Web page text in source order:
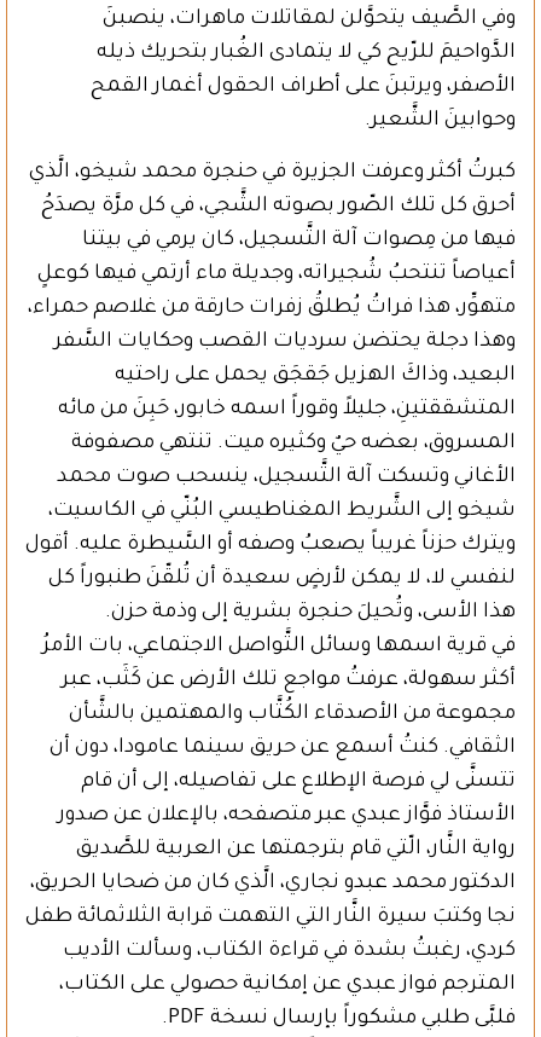
وفي الصَّيف يتحوَّلن لمقاتلات ماهرات، ينصبنَ
الدَّواحيمَ للرّيح كي لا يتمادى الغُبار بتحريك ذيله
الأصفر، ويرتبنَ على أطراف الحقول أغمار القمح
وحوابينَ الشَّعير.
كبرتُ أكثر وعرفت الجزيرة في حنجرة محمد شيخو، الَّذي
أحرق كل تلك الصّور بصوته الشَّجي، في كل مرَّة يصدَحُ
فيها من مِصوات آلة التَّسجيل، كان يرمي في بيتنا
أعياصاً تنتحبُ شُجيراته، وجديلة ماء أرتمي فيها كوعلٍ
متهوِّر، هذا فراتُ يُطلقُ زفرات حارقة من غلاصم حمراء،
وهذا دجلة يحتضن سرديات القصب وحكايات السَّفر
البعيد، وذاكَ الهزيل جَقجَق يحمل على راحتيه
المتشققتينِ، جليلاً وقوراً اسمه خابور، حَبِنَ من مائه
المسروق، بعضه حيٌ وكثيره ميت. تنتهي مصفوفة
الأغاني وتسكت آلة التَّسجيل، ينسحب صوت محمد
شيخو إلى الشَّريط المغناطيسي البُنّي في الكاسيت،
ويترك حزناً غريباً يصعبُ وصفه أو السَّيطرة عليه. أقول
لنفسي لا، لا يمكن لأرضٍ سعيدة أن تُلقّنَ طنبوراً كل
هذا الأسى، وتُحيلَ حنجرة بشرية إلى وذمة حزن.
في قرية اسمها وسائل التَّواصل الاجتماعي، بات الأمرُ
أكثر سهولة، عرفتُ مواجع تلك الأرض عن كَثَب، عبر
مجموعة من الأصدقاء الكُتَّاب والمهتمين بالشَّأن
الثقافي. كنتُ أسمع عن حريق سينما عامودا، دون أن
تتسنَّى لي فرصة الإطلاع على تفاصيله، إلى أن قام
الأستاذ فوَّاز عبدي عبر متصفحه، بالإعلان عن صدور
رواية النَّار، الّتي قام بترجمتها عن العربية للصَّديق
الدكتور محمد عبدو نجاري، الَّذي كان من ضحايا الحريق،
نجا وكتبَ سيرة النَّار التي التهمت قرابة الثلاثمائة طفل
كردي، رغبتُ بشدة في قراءة الكتاب، وسألت الأديب
المترجم فواز عبدي عن إمكانية حصولي على الكتاب،
فلبَّى طلبي مشكوراً بإرسال نسخة PDF.